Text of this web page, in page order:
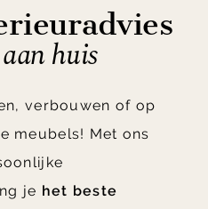
huis
verbouwen of op
meubels! Met ons
je het beste